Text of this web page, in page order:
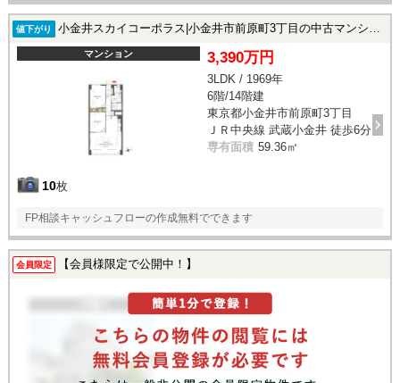
値下がり 小金井スカイコーポラス|小金井市前原町3丁目の中古マンション
マンション
10枚
3,390万円
3LDK / 1969年
6階/14階建
東京都小金井市前原町3丁目
ＪＲ中央線 武蔵小金井 徒歩6分
専有面積 59.36㎡
FP相談キャッシュフローの作成無料でできます
会員限定 【会員様限定で公開中！】